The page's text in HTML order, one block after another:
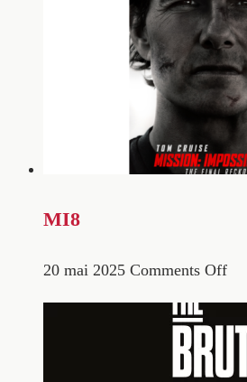
MI8
20 mai 2025 Comments Off